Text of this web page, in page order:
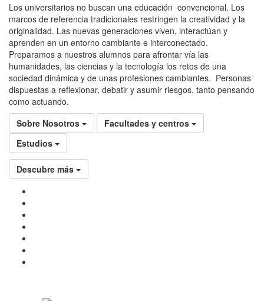
Los universitarios no buscan una educación convencional. Los
marcos de referencia tradicionales restringen la creatividad y la
originalidad. Las nuevas generaciones viven, interactúan y
aprenden en un entorno cambiante e interconectado.
Preparamos a nuestros alumnos para afrontar vía las
humanidades, las ciencias y la tecnología los retos de una
sociedad dinámica y de unas profesiones cambiantes. Personas
dispuestas a reflexionar, debatir y asumir riesgos, tanto pensando
como actuando.
Sobre Nosotros
Facultades y centros
Estudios
Descubre más